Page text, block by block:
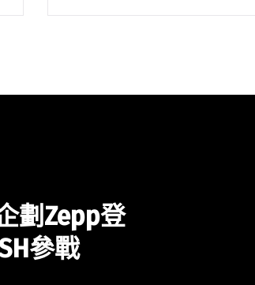
在「Taiwan Beats Showcase」
劃Zepp登
參戰